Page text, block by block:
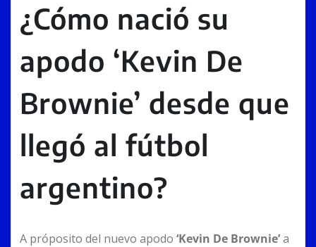
¿Cómo nació su
apodo ‘Kevin De
Brownie’ desde que
llegó al fútbol
argentino?
A próposito del nuevo apodo ‘Kevin De Brownie’a